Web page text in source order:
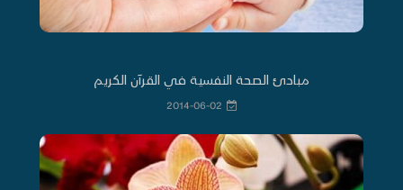
مبادئ الصحة النفسية في القرآن الكريم
2014-06-02